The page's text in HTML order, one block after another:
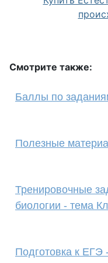
Смотрите также:
Баллы по
Полезные
Тренировочные
биологии - тема
Подготовка к ЕГЭ